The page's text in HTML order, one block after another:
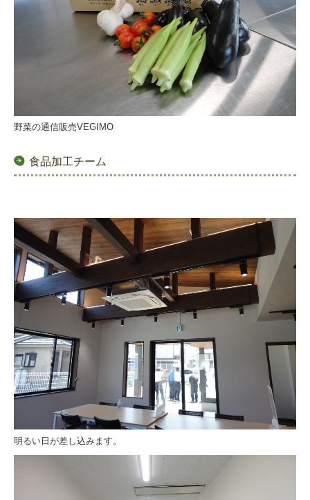
野菜の通信販売VEGIMO
食品加工チーム
明るい日が差し込みます。